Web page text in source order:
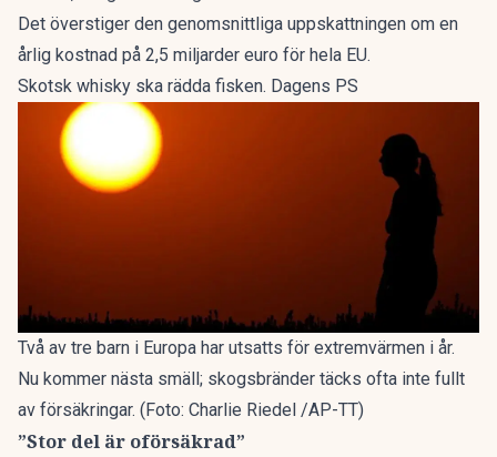
Det överstiger den genomsnittliga uppskattningen om en
årlig kostnad på 2,5 miljarder euro för hela EU.
Skotsk whisky ska rädda fisken. Dagens PS
Två av tre barn i Europa har utsatts för extremvärmen i år.
Nu kommer nästa smäll; skogsbränder täcks ofta inte fullt
av försäkringar. (Foto: Charlie Riedel /AP-TT)
”Stor del är oförsäkrad”